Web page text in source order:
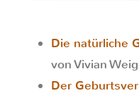
Die natürliche
von Vivian
Der